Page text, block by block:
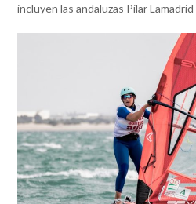
incluyen las andaluzas Pilar